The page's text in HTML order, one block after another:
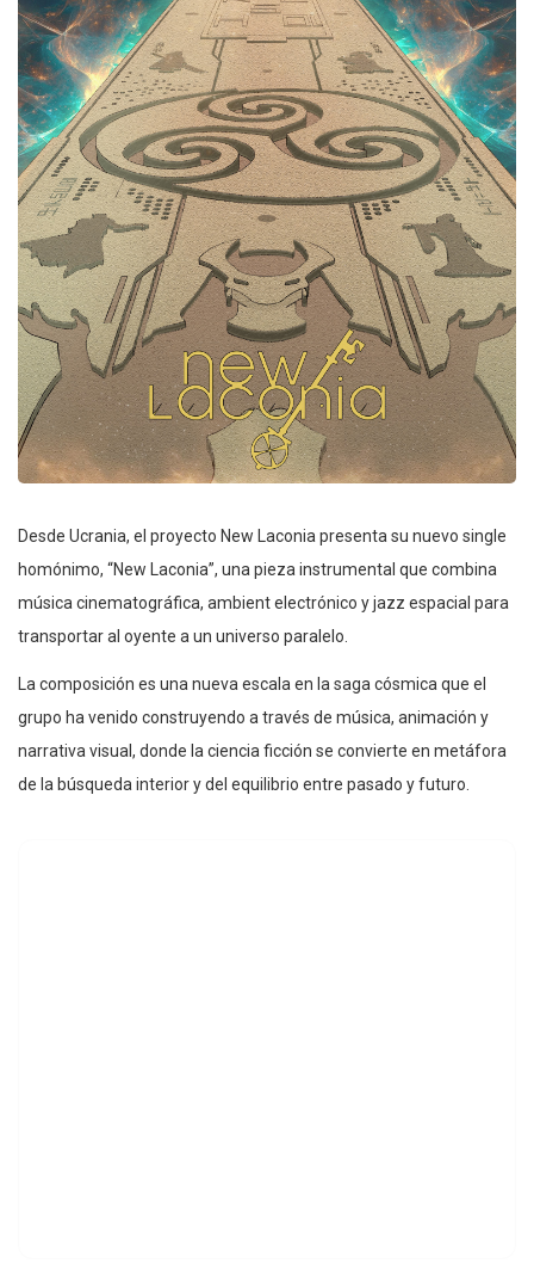
Desde Ucrania, el proyecto New Laconia presenta su nuevo single
homónimo, “New Laconia”, una pieza instrumental que combina
música cinematográfica, ambient electrónico y jazz espacial para
transportar al oyente a un universo paralelo.
La composición es una nueva escala en la saga cósmica que el
grupo ha venido construyendo a través de música, animación y
narrativa visual, donde la ciencia ficción se convierte en metáfora
de la búsqueda interior y del equilibrio entre pasado y futuro.